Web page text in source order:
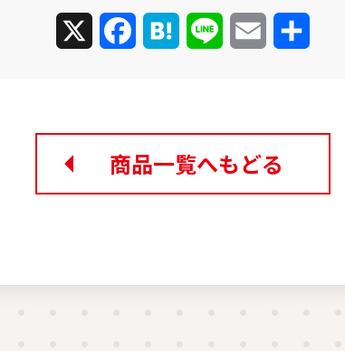
FacebookHatena Line Email
商品一覧へもどる